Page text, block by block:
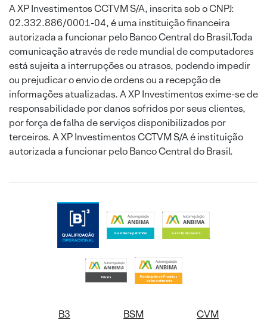
A XP Investimentos CCTVM S/A, inscrita sob o CNPJ:
02.332.886/0001-04, é uma instituição financeira
autorizada a funcionar pelo Banco Central do Brasil.Toda
comunicação através de rede mundial de computadores
está sujeita a interrupções ou atrasos, podendo impedir
ou prejudicar o envio de ordens ou a recepção de
informações atualizadas. A XP Investimentos exime-se de
responsabilidade por danos sofridos por seus clientes,
por força de falha de serviços disponibilizados por
terceiros. A XP Investimentos CCTVM S/A é instituição
autorizada a funcionar pelo Banco Central do Brasil.
B3 BSM CVM